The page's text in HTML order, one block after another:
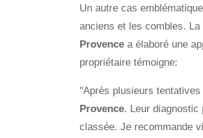
Un autre cas
anciens et les combles.
Provence a élaboré une
propriétaire témoigne:
"Après plusieurs
Provence. Leur diagnostic
classée. Je recommande